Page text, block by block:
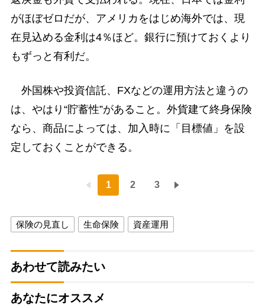
がほぼゼロだが、アメリカをはじめ海外では、現
在見込める金利は4％ほど。銀行に預けておくより
もずっと有利だ。
外国株や投資信託、FXなどの運用方法と違うの
は、やはり“貯蓄性”があること。外貨建て終身保険
なら、商品によっては、加入時に「目標値」を設
定しておくことができる。
1 2 3
保険の見直し 生命保険 資産運用
あわせて読みたい
あなたにオススメ